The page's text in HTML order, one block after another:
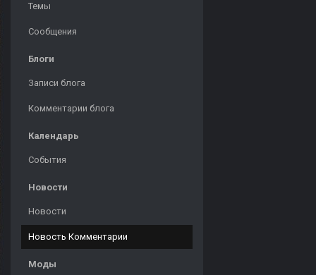
Темы
Сообщения
Блоги
Записи блога
Комментарии блога
Календарь
События
Новости
Новости
Новость Комментарии
Моды